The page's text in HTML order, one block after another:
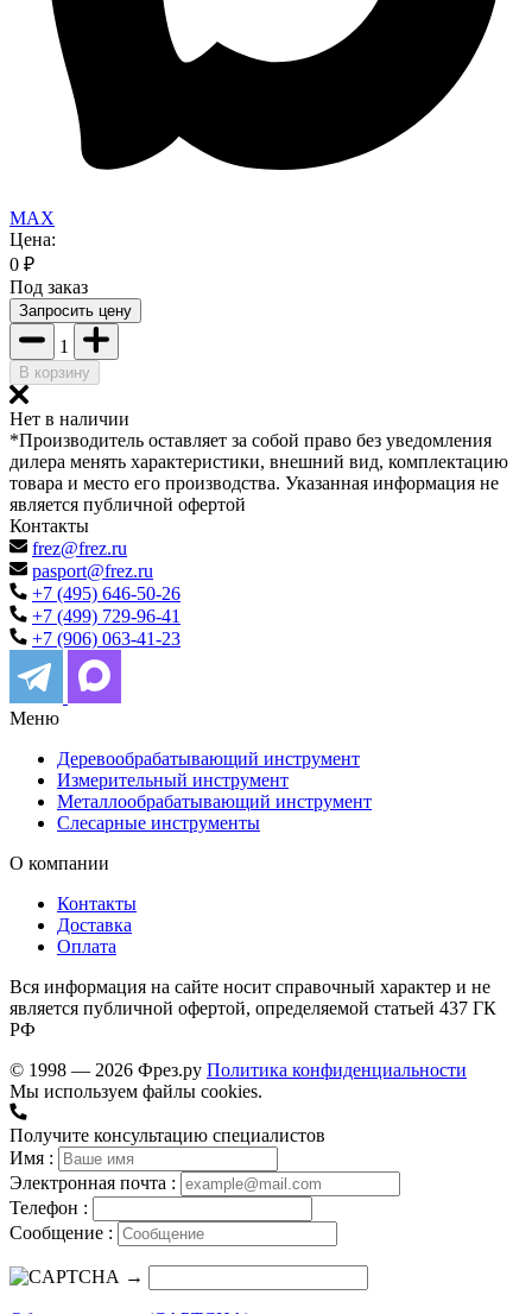
MAX
Цена:
0 ₽
Под заказ
Запросить цену
1
В корзину
Нет в наличии
*Производитель оставляет за собой право без уведомления
дилера менять характеристики, внешний вид, комплектацию
товара и место его производства. Указанная информация не
является публичной офертой
Контакты
frez@frez.ru
pasport@frez.ru
+7 (495) 646-50-26
+7 (499) 729-96-41
+7 (906) 063-41-23
Меню
Деревообрабатывающий инструмент
Измерительный инструмент
Металлообрабатывающий инструмент
Слесарные инструменты
О компании
Контакты
Доставка
Оплата
Вся информация на сайте носит справочный характер и не
является публичной офертой, определяемой статьей 437 ГК
РФ
© 1998 — 2026 Фрез.ру Политика конфиденциальности
Мы используем файлы cookies.
Получите консультацию специалистов
Имя :
Электронная почта :
Телефон :
Сообщение :
→